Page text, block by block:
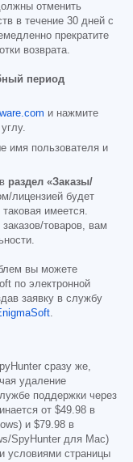
отменить
в течение 30 дней с
прекратите
возврата.
период
и нажмите
имя пользователя и
раздел «Заказы/
лицензией будет
имеется.
товаров, вам
вы можете
по электронной
заявку в службу
.
сразу же,
удаление
поддержки через
от $49.98 в
и $79.98 в
SpyHunter для Mac)
условиями страницы